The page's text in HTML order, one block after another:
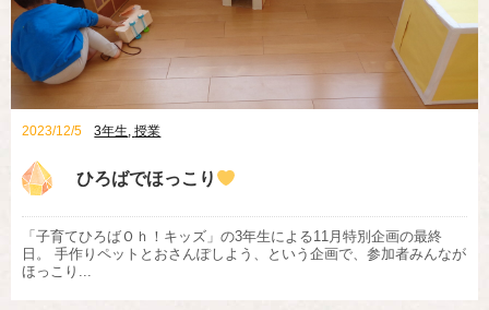
2023/12/5 3年生,授業
ひろばでほっこり
「子育てひろばＯｈ！キッズ」の3年生による11月特別企画の最終
日。 手作りペットとおさんぽしよう、という企画で、参加者みんなが
ほっこり...